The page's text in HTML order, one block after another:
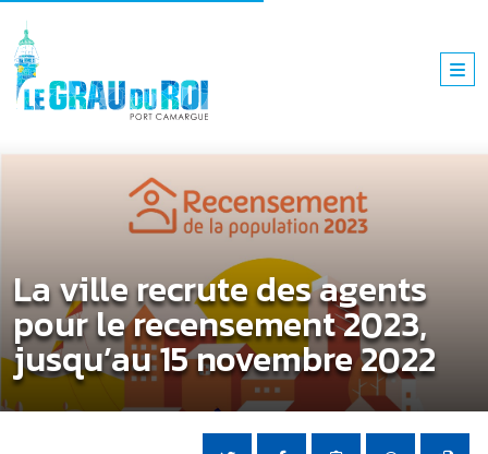
La ville recrute des agents
pour le recensement 2023,
jusqu’au 15 novembre 2022